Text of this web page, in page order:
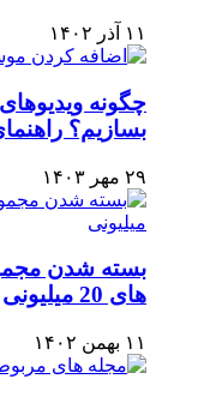
۱۱ آذر ۱۴۰۲
چگونه
بسازیم؟
۲۹ مهر ۱۴۰۳
بسته شدن
های 20 میلیونی
۱۱ بهمن ۱۴۰۲